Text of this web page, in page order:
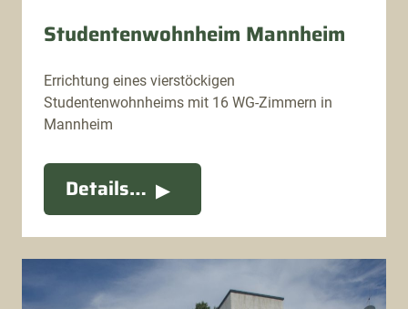
Studentenwohnheim Mannheim
Errichtung eines vierstöckigen
Studentenwohnheims mit 16 WG-Zimmern in
Mannheim
Details…